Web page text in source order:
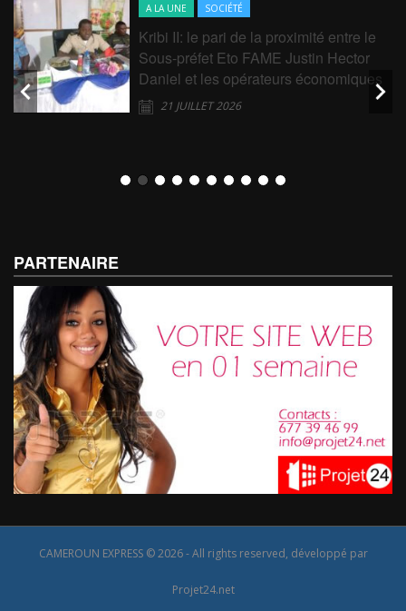
A LA UNE SOCIÉTÉ
Kribi II: le pari de la proximité entre le
Sous-préfet Eto FAME Justin Hector
Daniel et les opérateurs économiques
21 JUILLET 2026
PARTENAIRE
CAMEROUN EXPRESS © 2026 - All rights reserved, développé par
Projet24.net